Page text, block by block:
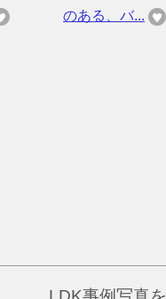
のある、バ...